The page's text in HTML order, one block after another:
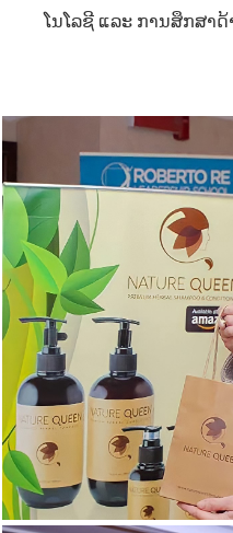
ໂນໂລຊີ ແລະ ການສຶກສາ